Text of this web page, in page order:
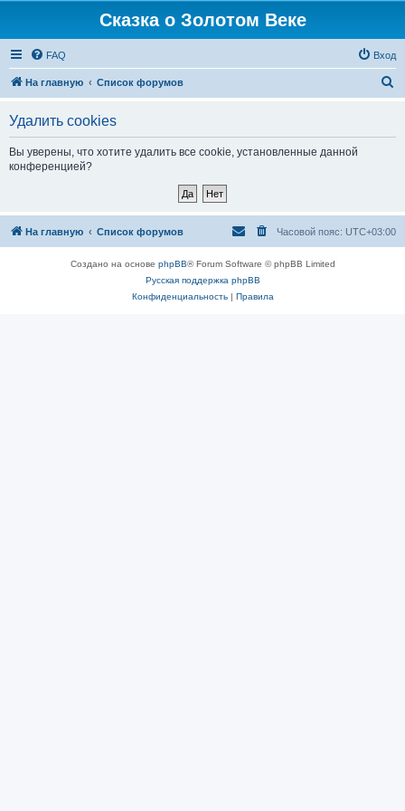
Сказка о Золотом Веке
FAQ Вход
На главную Список форумов
Удалить cookies
Вы уверены, что хотите удалить все cookie, установленные данной
конференцией?
На главную Список форумов Часовой пояс: UTC+03:00
Создано на основе phpBB® Forum Software © phpBB Limited
Русская поддержка phpBB
Конфиденциальность| Правила